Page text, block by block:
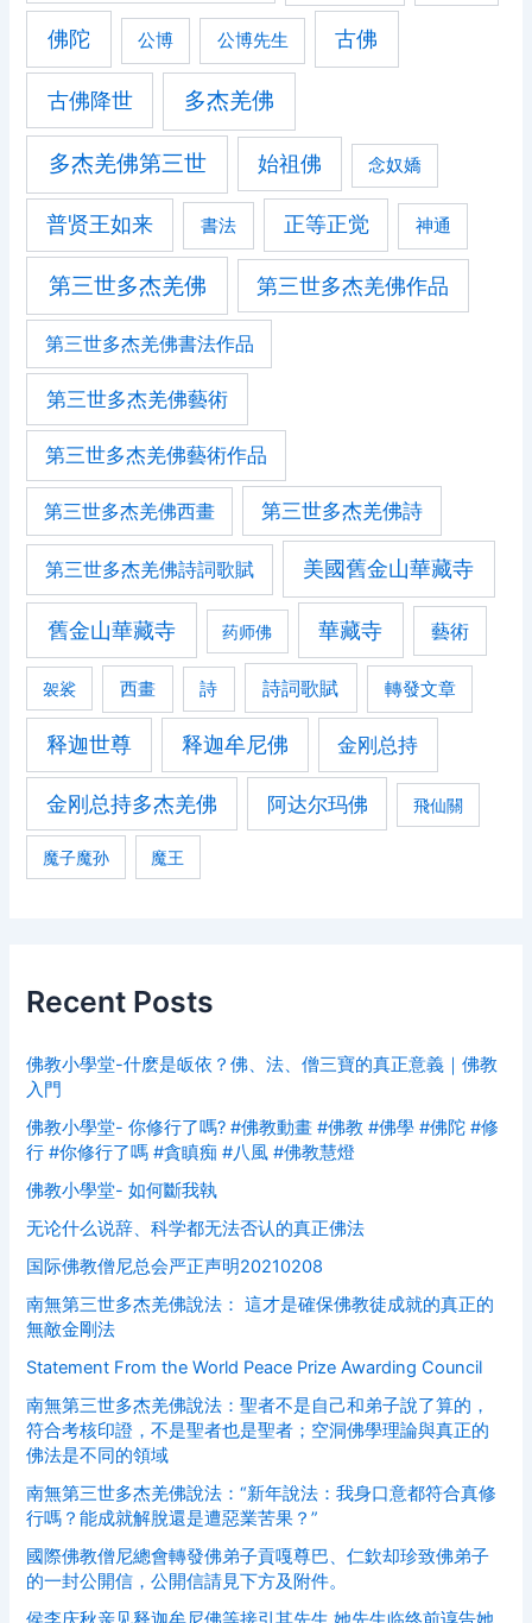
佛陀 公博 公博先生 古佛
古佛降世 多杰羌佛
多杰羌佛第三世 始祖佛 念奴嬌
普贤王如来 書法 正等正觉 神通
第三世多杰羌佛 第三世多杰羌佛作品
第三世多杰羌佛書法作品
第三世多杰羌佛藝術
第三世多杰羌佛藝術作品
第三世多杰羌佛西畫 第三世多杰羌佛詩
第三世多杰羌佛詩詞歌賦 美國舊金山華藏寺
舊金山華藏寺 药师佛 華藏寺 藝術
袈裟 西畫 詩 詩詞歌賦 轉發文章
释迦世尊 释迦牟尼佛 金刚总持
金刚总持多杰羌佛 阿达尔玛佛 飛仙關
魔子魔孙 魔王
Recent Posts
佛教小學堂-什麽是皈依？佛、法、僧三寶的真正意義｜佛教
入門
佛教小學堂- 你修行了嗎? #佛教動畫 #佛教 #佛學 #佛陀 #修
行 #你修行了嗎 #貪瞋痴 #八風 #佛教慧燈
佛教小學堂- 如何斷我執
无论什么说辞、科学都无法否认的真正佛法
国际佛教僧尼总会严正声明20210208
南無第三世多杰羌佛說法： 這才是確保佛教徒成就的真正的
無敵金剛法
Statement From the World Peace Prize Awarding Council
南無第三世多杰羌佛說法：聖者不是自己和弟子說了算的，
符合考核印證，不是聖者也是聖者；空洞佛學理論與真正的
佛法是不同的領域
南無第三世多杰羌佛說法：“新年說法：我身口意都符合真修
行嗎？能成就解脫還是遭惡業苦果？”
國際佛教僧尼總會轉發佛弟子貢嘎尊巴、仁欽却珍致佛弟子
的一封公開信，公開信請見下方及附件。